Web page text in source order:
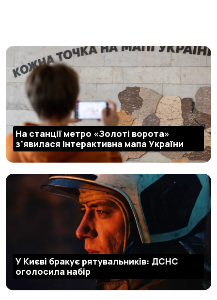
На станції метро «Золоті ворота»
з’явилася інтерактивна мапа України
У Києві бракує рятувальників: ДСНС
оголосила набір